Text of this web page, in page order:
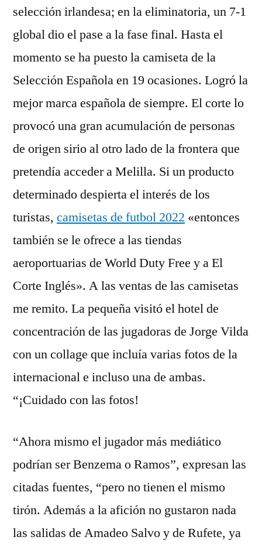
selección irlandesa; en la eliminatoria, un 7-1
global dio el pase a la fase final. Hasta el
momento se ha puesto la camiseta de la
Selección Española en 19 ocasiones. Logró la
mejor marca española de siempre. El corte lo
provocó una gran acumulación de personas
de origen sirio al otro lado de la frontera que
pretendía acceder a Melilla. Si un producto
determinado despierta el interés de los
turistas, camisetas de futbol 2022 «entonces
también se le ofrece a las tiendas
aeroportuarias de World Duty Free y a El
Corte Inglés». A las ventas de las camisetas
me remito. La pequeña visitó el hotel de
concentración de las jugadoras de Jorge Vilda
con un collage que incluía varias fotos de la
internacional e incluso una de ambas.
“¡Cuidado con las fotos!
“Ahora mismo el jugador más mediático
podrían ser Benzema o Ramos”, expresan las
citadas fuentes, “pero no tienen el mismo
tirón. Además a la afición no gustaron nada
las salidas de Amadeo Salvo y de Rufete, ya